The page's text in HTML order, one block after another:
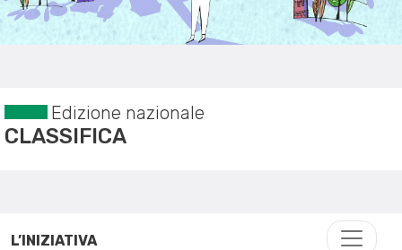
Edizione nazionale
CLASSIFICA
L’INIZIATIVA